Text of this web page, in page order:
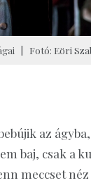
| Fotó: Eöri
az ágyba,
baj, csak a
meccset